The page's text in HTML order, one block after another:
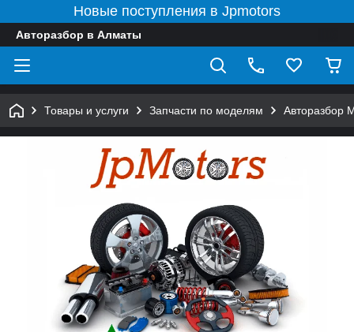
Новые поступления в Jpmotors
Авторазбор в Алматы
Товары и услуги Запчасти по моделям Авторазбор